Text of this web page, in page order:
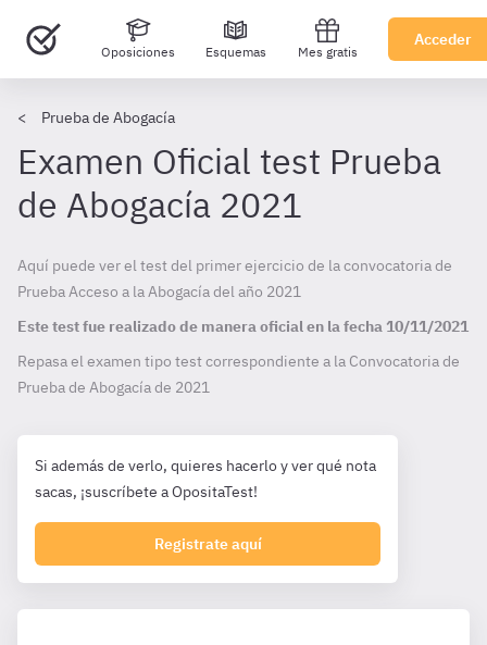
Oposiciones Esquemas Mes gratis
Acceder
Prueba de Abogacía
Examen Oficial test Prueba
de Abogacía 2021
Aquí puede ver el test del primer ejercicio de la convocatoria de
Prueba Acceso a la Abogacía del año 2021
Este test fue realizado de manera oficial en la fecha 10/11/2021
Repasa el examen tipo test correspondiente a la Convocatoria de
Prueba de Abogacía de 2021
Si además de verlo, quieres hacerlo y ver qué nota
sacas, ¡suscríbete a OpositaTest!
Registrate aquí